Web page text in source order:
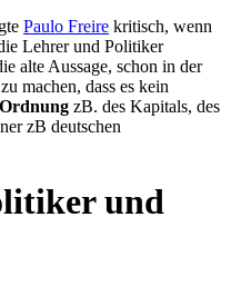
Paulo Freire kritisch, wenn
Lehrer und Politiker
alte Aussage, schon in der
machen, dass es kein
zB. des Kapitals, des
zB deutschen
und